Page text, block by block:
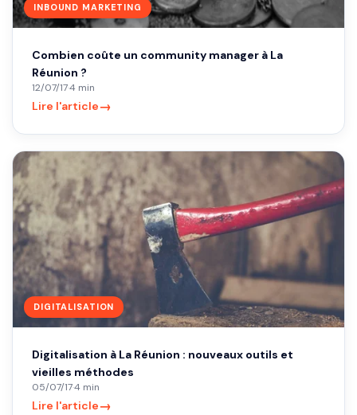
INBOUND MARKETING
Combien coûte un community manager à La
Réunion ?
12/07/17·4 min
Lire l'article→
DIGITALISATION
Digitalisation à La Réunion : nouveaux outils et
vieilles méthodes
05/07/17·4 min
Lire l'article→